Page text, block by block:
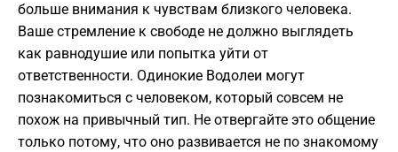
больше внимания к чувствам близкого человека.
Ваше стремление к свободе не должно выглядеть
как равнодушие или попытка уйти от
ответственности. Одинокие Водолеи могут
познакомиться с человеком, который совсем не
похож на привычный тип. Не отвергайте это общение
только потому, что оно развивается не по знакомому